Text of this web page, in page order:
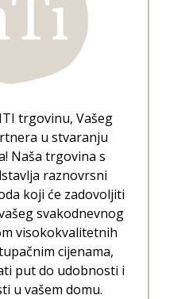
trgovinu, Vašeg
u stvaranju
Naša trgovina s
raznovrsni
koji će zadovoljiti
svakodnevnog
visokokvalitetnih
cijenama,
put do udobnosti i
u vašem domu.